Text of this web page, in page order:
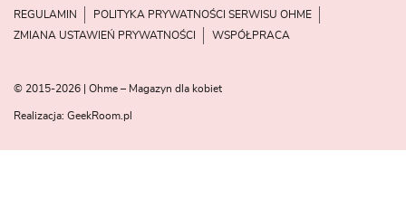
REGULAMIN
POLITYKA PRYWATNOŚCI SERWISU OHME
ZMIANA USTAWIEŃ PRYWATNOŚCI
WSPÓŁPRACA
© 2015-2026 | Ohme – Magazyn dla kobiet
Realizacja: GeekRoom.pl